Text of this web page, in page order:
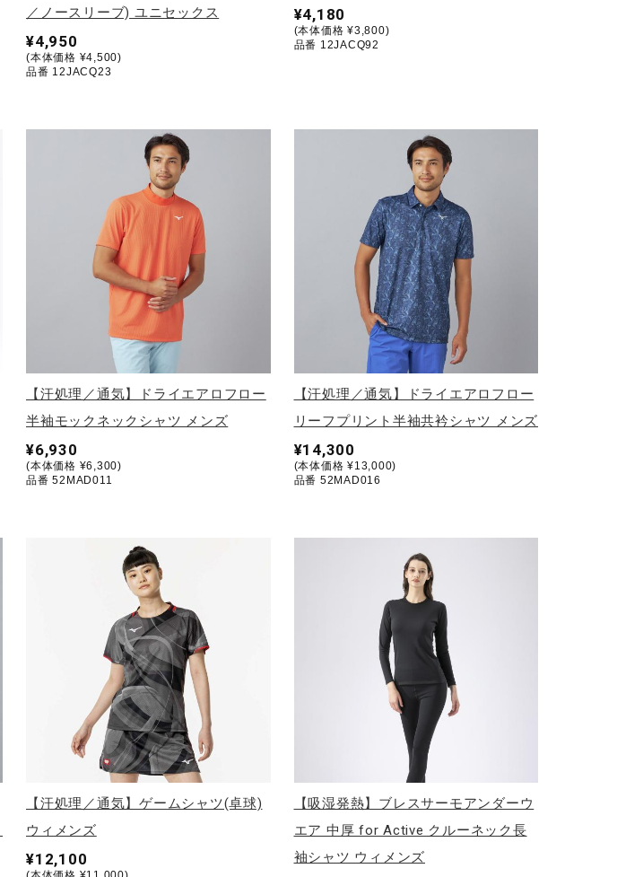
／ノースリーブ) ユニセックス
¥4,950
(本体価格 ¥4,500)
品番 12JACQ23
¥4,180
(本体価格 ¥3,800)
品番 12JACQ92
【汗処理／通気】ドライエアロフロー
半袖モックネックシャツ メンズ
¥6,930
(本体価格 ¥6,300)
品番 52MAD011
【汗処理／通気】ドライエアロフロー
リーフプリント半袖共衿シャツ メンズ
¥14,300
(本体価格 ¥13,000)
品番 52MAD016
【汗処理／通気】ゲームシャツ(卓球)
ウィメンズ
¥12,100
【吸湿発熱】ブレスサーモアンダーウ
エア 中厚 for Active クルーネック長
袖シャツ ウィメンズ